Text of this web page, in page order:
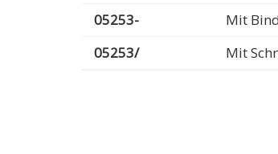
05253-
Mit
05253/
Mit